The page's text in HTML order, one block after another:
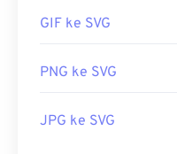
GIF ke SVG
PNG ke SVG
JPG ke SVG